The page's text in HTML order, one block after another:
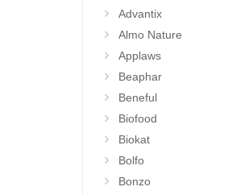
Advantix
Almo Nature
Applaws
Beaphar
Beneful
Biofood
Biokat
Bolfo
Bonzo